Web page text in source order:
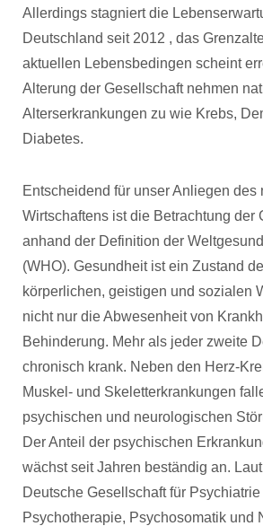
Allerdings stagniert die
Deutschland seit 2012 , das
aktuellen Lebensbedingen scheint
Alterung der Gesellschaft nehmen
Alterserkrankungen zu wie Krebs,
Diabetes.
Entscheidend für unser Anliegen des
Wirtschaftens ist die Betrachtung der
anhand der Definition der
(WHO). Gesundheit ist ein Zustand
körperlichen, geistigen und sozialen
nicht nur die Abwesenheit von
Behinderung. Mehr als jeder zweite
chronisch krank. Neben den Herz-
Muskel- und Skeletterkrankungen
psychischen und neurologischen
Der Anteil der psychischen
wächst seit Jahren beständig an.
Deutsche Gesellschaft für Psychiatrie
Psychotherapie, Psychosomatik und